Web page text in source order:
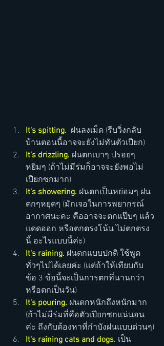
It's spitting. ฝนลงเม็ด (รีบวิ่งกลับ
บ้านตอนนี้อาจจะยังไม่ทันตัวเปียก)
It's drizzling. ฝนตกเบาๆ ปรอยๆ
หยิมๆ (ถ้าไม่มีร่มก็อาจจะยังพอไม่
เปียกซกมาก)
It's showering. ฝนตกเป็นหย่อมๆ ฝน
ตกๆหยุดๆ (มักเจอในการพยากรณ์
อากาศนะคะ คืออาจจะตกแป๊บๆ แล้ว
แดดออก หรือตกตรงโน้น ไม่ตกตรง
นี้ อะไรแบบนี้ค่ะ)
It's raining. ฝนตกแบบปกติ ใช้พูด
ทั่วๆไปได้เลยค่ะ (แต่ถ้าให้เทียบกับ
ข้อ 3 ข้อนี้จะเป็นการตกที่นานกว่า
หรือตกเป็นวัน)
It's pouring. ฝนตกหนักถึงหนักมาก
(ถ้าไม่มีร่มที่คือตัวเปียกซกแน่นอน
ค่ะ ถึงกับต้องหาที่กำบังฝนแบบด่วนๆ)
It's raining cats and dogs. เป็น